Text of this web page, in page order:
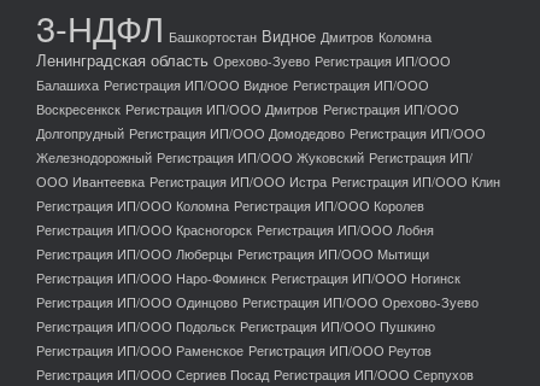
3-НДФЛ Башкортостан Видное Дмитров Коломна
Ленинградская область Орехово-Зуево Регистрация ИП/ООО
Балашиха Регистрация ИП/ООО Видное Регистрация ИП/ООО
Воскресенкск Регистрация ИП/ООО Дмитров Регистрация ИП/ООО
Долгопрудный Регистрация ИП/ООО Домодедово Регистрация ИП/ООО
Железнодорожный Регистрация ИП/ООО Жуковский Регистрация ИП/
ООО Ивантеевка Регистрация ИП/ООО Истра Регистрация ИП/ООО Клин
Регистрация ИП/ООО Коломна Регистрация ИП/ООО Королев
Регистрация ИП/ООО Красногорск Регистрация ИП/ООО Лобня
Регистрация ИП/ООО Люберцы Регистрация ИП/ООО Мытищи
Регистрация ИП/ООО Наро-Фоминск Регистрация ИП/ООО Ногинск
Регистрация ИП/ООО Одинцово Регистрация ИП/ООО Орехово-Зуево
Регистрация ИП/ООО Подольск Регистрация ИП/ООО Пушкино
Регистрация ИП/ООО Раменское Регистрация ИП/ООО Реутов
Регистрация ИП/ООО Сергиев Посад Регистрация ИП/ООО Серпухов